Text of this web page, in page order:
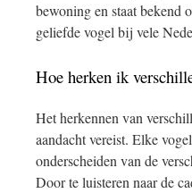
bewoning en staat bekend
geliefde vogel bij vele
Hoe herken ik
Het herkennen van
aandacht vereist. Elke
onderscheiden van de
Door te luisteren naar de